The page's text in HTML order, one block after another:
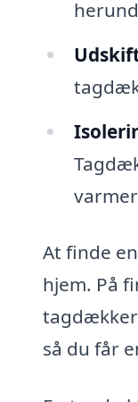
At finde
hjem. På
så du får